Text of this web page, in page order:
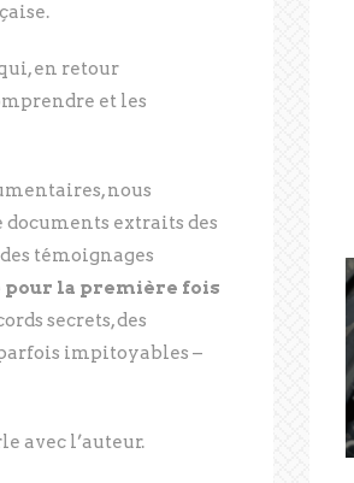
en retour
et les
nous
documents extraits des
témoignages
la première fois
secrets, des
impitoyables –
avec l’auteur.